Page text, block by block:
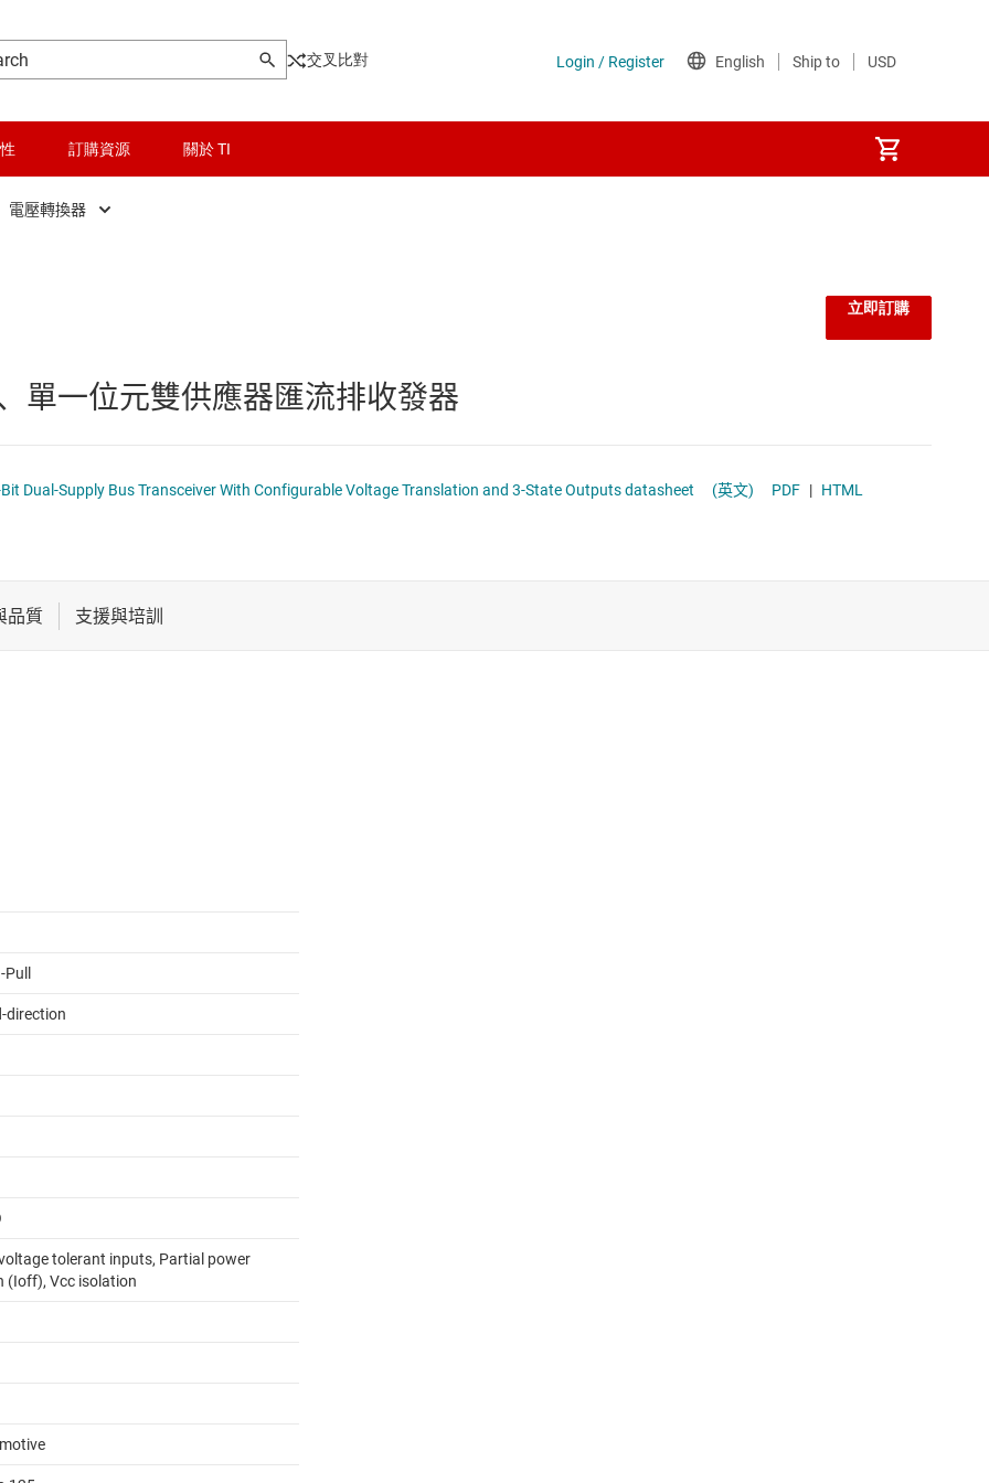
交叉比對
訂購資源 關於 TI
邏輯和電壓轉換
電池管理 IC
暫存器
電壓轉換器
單一位元雙供應器匯流排收發器
立即訂購
SN74AVC1T45-Q1 Automotive Single-Bit Dual-Supply Bus Transceiver With Configurable Voltage Translation and 3-State Outputs datasheet (英文) PDF | HTML
direction
tolerant inputs, Partial power
(Ioff), Vcc isolation